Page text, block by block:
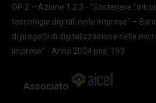
OP 2 – Azione 1.2.3 - "Sostenere
tecnologie digitali nelle imprese” –
di progetti di digitalizzazione nelle
imprese” - Anno 2024 pos. 193
Associato